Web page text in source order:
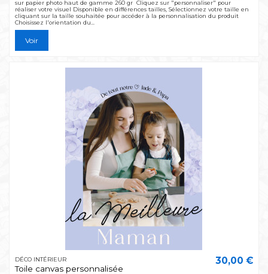
sur papier photo haut de gamme 260 gr Cliquez sur "personnaliser" pour
réaliser votre visuel Disponible en différences tailles, Sélectionnez votre taille en
cliquant sur la taille souhaitée pour accéder à la personnalisation du produit
Choisissez l'orientation du...
Voir
DÉCO INTÉRIEUR
Toile canvas personnalisée
30,00 €